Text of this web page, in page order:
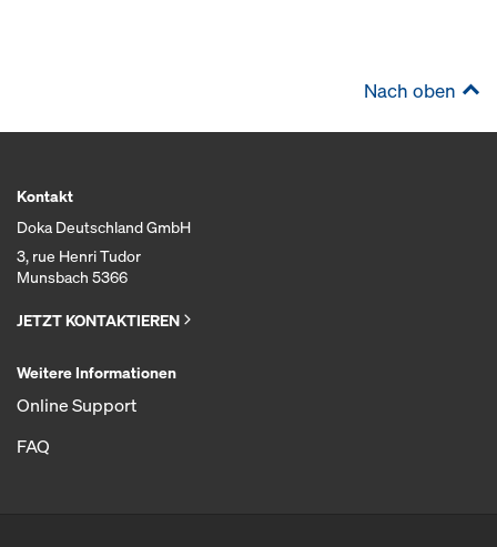
Nach oben
Kontakt
Doka Deutschland GmbH
3, rue Henri Tudor
Munsbach 5366
JETZT KONTAKTIEREN
Weitere Informationen
Online Support
FAQ